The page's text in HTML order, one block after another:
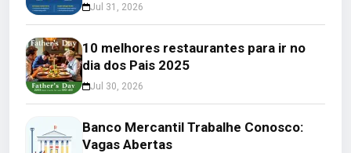
Jul 31, 2026
10 melhores restaurantes para ir no
dia dos Pais 2025
Jul 30, 2026
Banco Mercantil Trabalhe Conosco:
Vagas Abertas